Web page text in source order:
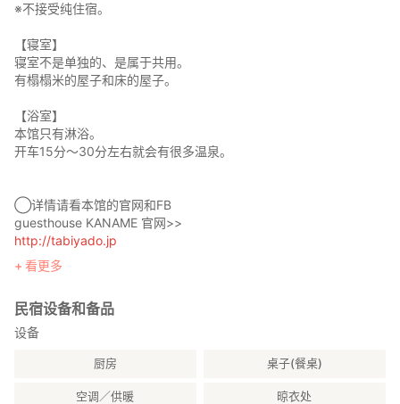
※不接受纯住宿。
【寝室】
寝室不是单独的、是属于共用。
有榻榻米的屋子和床的屋子。
【浴室】
本馆只有淋浴。
开车15分〜30分左右就会有很多温泉。
◯详情请看本馆的官网和FB
guesthouse KANAME 官网>>
http://tabiyado.jp
guesthouse KANAME FB>>
看更多
民宿设备和备品
设备
厨房 桌子(餐桌)
空调／供暖 晾衣处